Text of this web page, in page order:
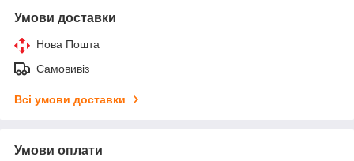
Умови доставки
Нова Пошта
Самовивіз
Всі умови доставки
Умови оплати